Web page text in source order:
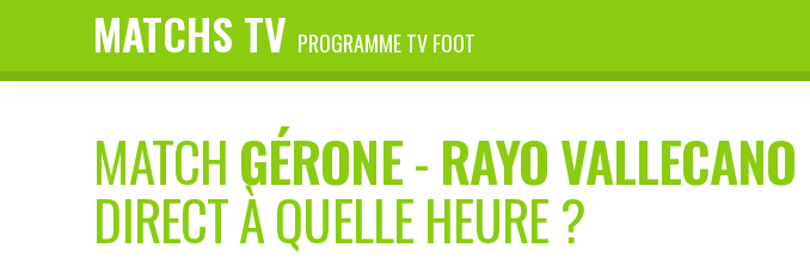
MATCHS TV PROGRAMME TV FOOT
MATCHGÉRONE-RAYO VALLECANO
DIRECT À QUELLE HEURE ?